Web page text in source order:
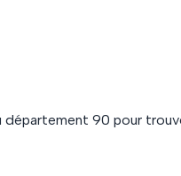
département 90 pour